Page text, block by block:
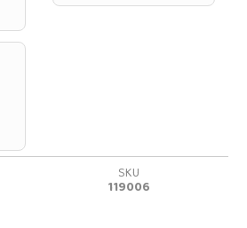
SKU
119006